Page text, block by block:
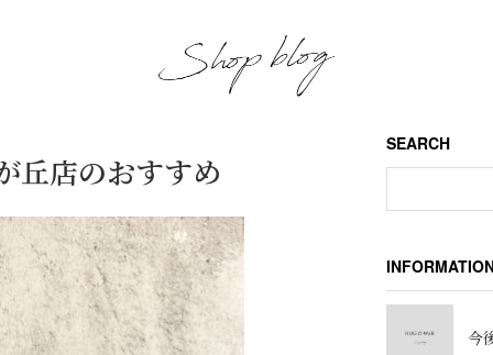
丘店のおすすめ
SEARCH
今